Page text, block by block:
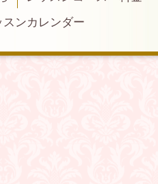
スンカレンダー